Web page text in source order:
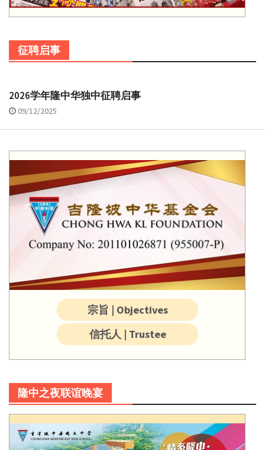
征聘启事
2026学年隆中华独中征聘启事
09/12/2025
宗旨 | Objectives
信托人 | Trustee
隆中之夜联谊晚宴